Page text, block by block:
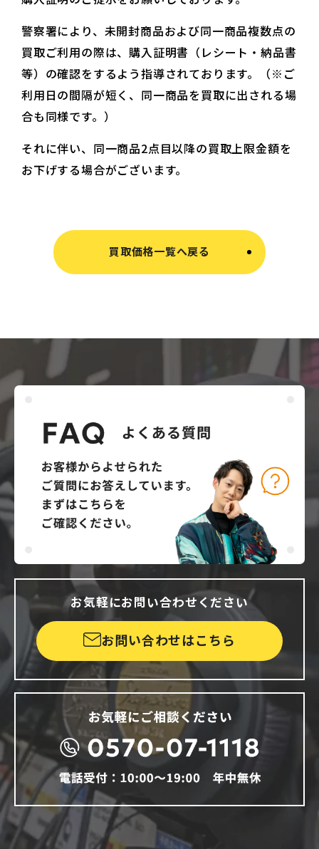
警察署により、未開封商品および同一商品複数点の
買取ご利用の際は、購入証明書（レシート・納品書
等）の確認をするよう指導されております。（※ご
利用日の間隔が短く、同一商品を買取に出される場
合も同様です。）
それに伴い、同一商品2点目以降の買取上限金額を
お下げする場合がございます。
買取価格一覧へ戻る
お気軽にお問い合わせください
お問い合わせはこちら